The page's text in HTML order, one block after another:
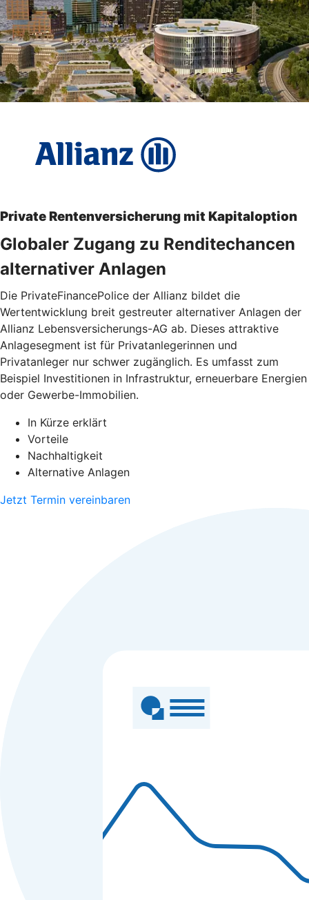
Private Rentenversicherung mit Kapitaloption
Globaler Zugang zu Renditechancen
alternativer Anlagen
Die PrivateFinancePolice der Allianz bildet die
Wertentwicklung breit gestreuter alternativer Anlagen der
Allianz Lebensversicherungs-AG ab. Dieses attraktive
Anlagesegment ist für Privatanlegerinnen und
Privatanleger nur schwer zugänglich. Es umfasst zum
Beispiel Investitionen in Infrastruktur, erneuerbare Energien
oder Gewerbe-Immobilien.
In Kürze erklärt
Vorteile
Nachhaltigkeit
Alternative Anlagen
Jetzt Termin vereinbaren